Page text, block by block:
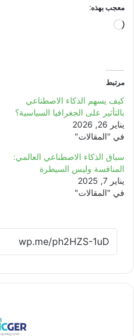
معجب بهذه:
جاري
مرتبط
كيف يسهم الذكاء الاصطناعي
بالتأثير على الجغرافيا السياسية؟
يناير 26, 2026
في "المقالات"
سباق الذكاء الاصطناعي العالمي:
المنافسة وليس السيطرة
يناير 7, 2025
في "المقالات"